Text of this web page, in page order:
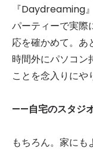
『Daydreaming
パーティーで実際
応を確かめて。あ
時間外にパソコン
ことを念入りにや
——自宅のスタジ
もちろん。家に